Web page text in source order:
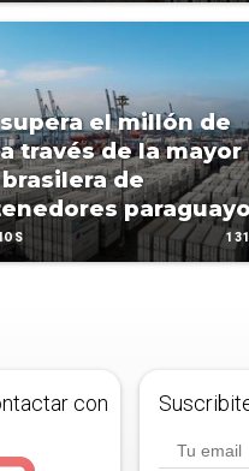
supera el millón de
a través de la mayor
de
con